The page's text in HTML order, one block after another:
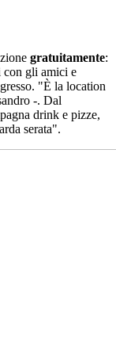
gratuitamente:
con gli amici e
"È la location
-. Dal
drink e pizze,
serata".